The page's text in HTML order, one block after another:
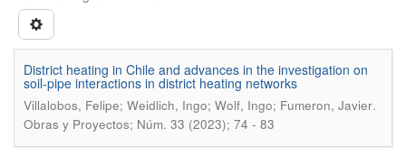
District heating in Chile and advances in the investigation on
soil-pipe interactions in district heating networks
Villalobos, Felipe; Weidlich, Ingo; Wolf, Ingo; Fumeron, Javier.
Obras y Proyectos; Núm. 33 (2023); 74 - 83